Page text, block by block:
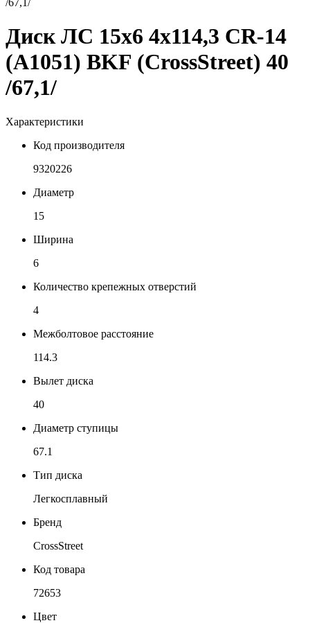
/67,1/
Диск ЛС 15x6 4x114,3 CR-14
(A1051) BKF (CrossStreet) 40
/67,1/
Характеристики
Код производителя
9320226
Диаметр
15
Ширина
6
Количество крепежных отверстий
4
Межболтовое расстояние
114.3
Вылет диска
40
Диаметр ступицы
67.1
Тип диска
Легкосплавный
Бренд
CrossStreet
Код товара
72653
Цвет